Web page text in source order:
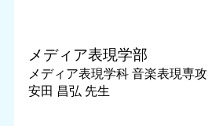
メディア表現学部
メディア表現学科 音楽表現専攻
安田 昌弘 先生